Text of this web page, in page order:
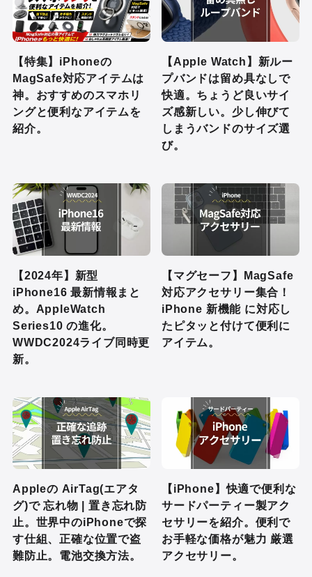
【特集】iPhoneの
MagSafe対応アイテムは
神。おすすめのスマホリ
ングと便利なアイテムを
紹介。
【Apple Watch】新ルー
プバンドは留め具なしで
快適。ちょうど良いサイ
ズ感新しい。少し伸びて
しまうバンドのサイズ選
び。
【2024年】新型
iPhone16 最新情報まと
め。AppleWatch
Series10 の進化。
WWDC2024ライブ同時更
新。
【マグセーフ】MagSafe
対応アクセサリー集合！
iPhone 新機能 に対応し
たピタッと付けて便利に
アイテム。
Appleの AirTag(エアタ
グ)で 忘れ物 | 置き忘れ防
止。世界中のiPhoneで探
す仕組、正確な位置で盗
難防止。電池交換方法。
【iPhone】快適で便利な
サードパーティー製アク
セサリーを紹介。便利で
お手軽な価格が魅力 厳選
アクセサリー。